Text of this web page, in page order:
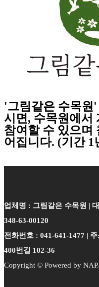
'그림같은 수목원'
시면, 수목원에서
참여할 수 있으며
어집니다. (기간 1
업체명 : 그림같은 수목원 |
348-63-00120
전화번호 : 041-641-1477 |
400번길 102-36
Copyright © Powered by